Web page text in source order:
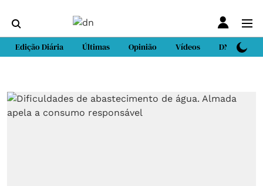
Edição Diária Últimas Opinião Vídeos DN Sport